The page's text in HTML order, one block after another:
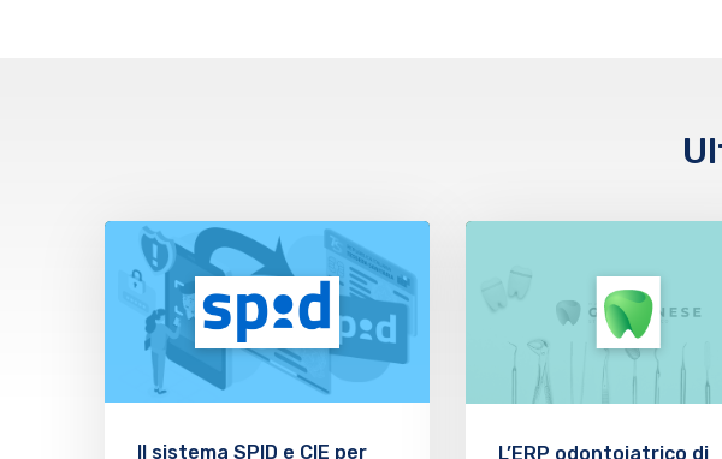
Il sistema SPID e CIE per
L’ERP odontoiatrico di